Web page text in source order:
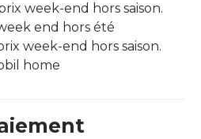
week-end hors saison.
end hors été
week-end hors saison.
home